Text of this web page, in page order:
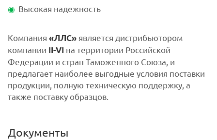
Высокая надежность
Компания «ЛЛС» является дистрибьютором
компании II-VI на территории Российской
Федерации и стран Таможенного Союза, и
предлагает наиболее выгодные условия поставки
продукции, полную техническую поддержку, а
также поставку образцов.
Документы